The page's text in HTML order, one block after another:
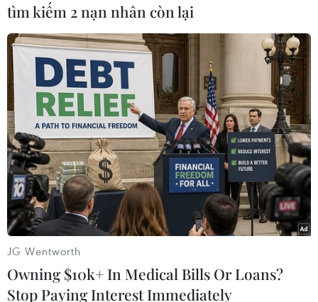
Hương Khê, khẩn trương điều trị để bệnh nhân
sớm ổn định sức khỏe và xuất viện trong thời
gian sớm nhất.
Như TTXVN đã thông tin, trưa 24/3, gia đình anh
Đặng Văn Anh (xóm 5, xã Hòa Hải, huyện
Hương Khê, Hà Tĩnh) làm đám giỗ mãn tang
cha. Tham dự đám giỗ ngoài người thân trong
gia đình còn có rất đông hàng xóm.
Sau khi ăn cỗ xong, đến chiều tối cùng ngày,
khoảng 50 người có biểu hiện đau bụng, buồn
nôn, tiêu chảy, phải đến cơ sở y tế cấp cứu./.
tìm kiếm 2 nạn nhân còn lại
JG Wentworth
Owning $10k+ In Medical Bills Or Loans?
Stop Paying Interest Immediately